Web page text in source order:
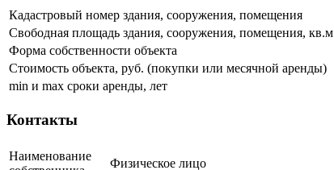
Кадастровый номер здания, сооружения, помещения
Свободная площадь здания, сооружения, помещения, кв.м
Форма собственности объекта
Стоимость объекта, руб. (покупки или месячной аренды)
min и max сроки аренды, лет
Контакты
Наименование
Физическое лицо